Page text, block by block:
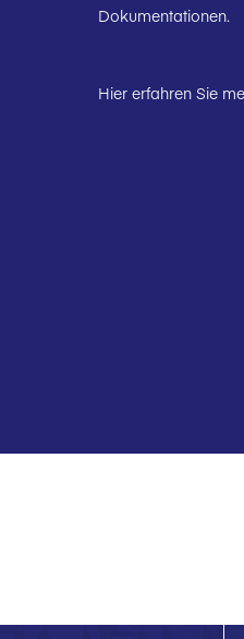
Dokumentationen.
Hier erfahren Sie